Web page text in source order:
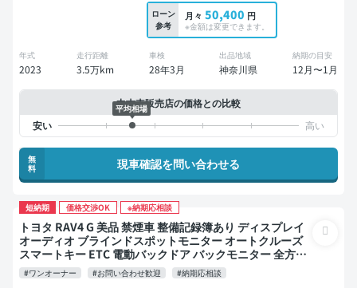
ローン
参考
月々 50,400 円
※金額は変更できます。
年式
2023
走行距離
3.5万km
車検
28年3月
出品地域
神奈川県
納期の目安
12月〜1月
中古車販売店の価格との比較
平均相場
無
料
現車確認を問い合わせる
短納期 価格交渉OK ※納期応相談
トヨタ RAV4 G 美品 禁煙車 整備記録簿あり ディスプレイ
オーディオ ブラインドスポットモニター オートクルーズ
スマートキー ETC 電動バックドア バックモニター 全方位
カメラ ドライブレコーダー 社外アルミ 衝突軽減
#ワンオーナー #お問い合わせ歓迎 #納期応相談